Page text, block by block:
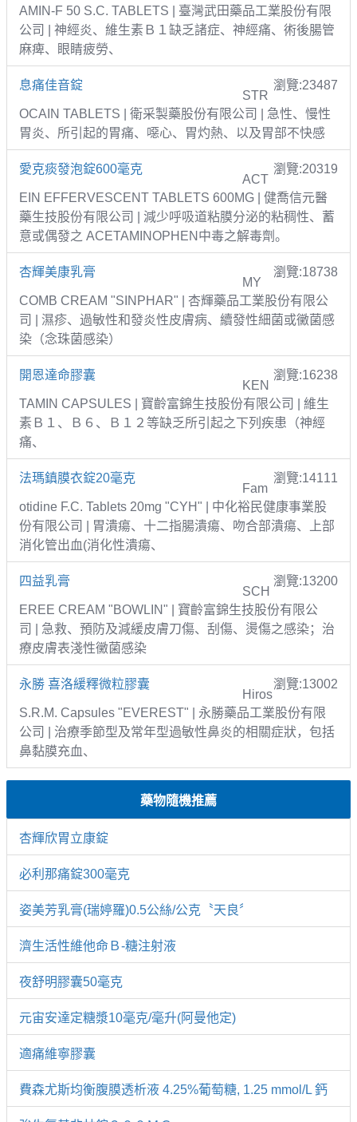
AMIN-F 50 S.C. TABLETS | 臺灣武田藥品工業股份有限
公司 | 神經炎、維生素Ｂ１缺乏諸症、神經痛、術後腸管
麻痺、眼睛疲勞、
息痛佳音錠 瀏覽:23487
STR
OCAIN TABLETS | 衛采製藥股份有限公司 | 急性、慢性
胃炎、所引起的胃痛、噁心、胃灼熱、以及胃部不快感
愛克痰發泡錠600毫克 瀏覽:20319
ACT
EIN EFFERVESCENT TABLETS 600MG | 健喬信元醫
藥生技股份有限公司 | 減少呼吸道粘膜分泌的粘稠性、蓄
意或偶發之 ACETAMINOPHEN中毒之解毒劑。
杏輝美康乳膏 瀏覽:18738
MY
COMB CREAM "SINPHAR" | 杏輝藥品工業股份有限公
司 | 濕疹、過敏性和發炎性皮膚病、續發性細菌或黴菌感
染（念珠菌感染）
開恩達命膠囊 瀏覽:16238
KEN
TAMIN CAPSULES | 寶齡富錦生技股份有限公司 | 維生
素Ｂ１、Ｂ６、Ｂ１２等缺乏所引起之下列疾患（神經
痛、
法瑪鎮膜衣錠20毫克 瀏覽:14111
Fam
otidine F.C. Tablets 20mg "CYH" | 中化裕民健康事業股
份有限公司 | 胃潰瘍、十二指腸潰瘍、吻合部潰瘍、上部
消化管出血(消化性潰瘍、
四益乳膏 瀏覽:13200
SCH
EREE CREAM "BOWLIN" | 寶齡富錦生技股份有限公
司 | 急救、預防及減緩皮膚刀傷、刮傷、燙傷之感染；治
療皮膚表淺性黴菌感染
永勝 喜洛緩釋微粒膠囊 瀏覽:13002
Hiros
S.R.M. Capsules "EVEREST" | 永勝藥品工業股份有限
公司 | 治療季節型及常年型過敏性鼻炎的相關症狀，包括
鼻黏膜充血、
藥物隨機推薦
杏輝欣胃立康錠
必利那痛錠300毫克
姿美芳乳膏(瑞婷羅)0.5公絲/公克〝天良〞
濟生活性維他命Ｂ-糖注射液
夜舒明膠囊50毫克
元宙安達定糖漿10毫克/毫升(阿曼他定)
適痛維寧膠囊
費森尤斯均衡腹膜透析液 4.25%葡萄糖, 1.25 mmol/L 鈣